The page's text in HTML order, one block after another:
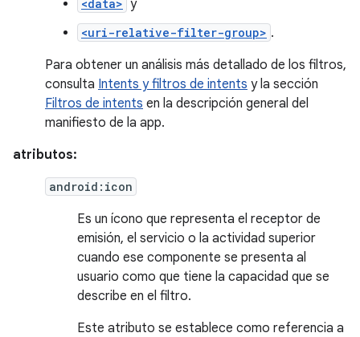
<data> y
<uri-relative-filter-group> .
Para obtener un análisis más detallado de los filtros,
consulta Intents y filtros de intents y la sección
Filtros de intents en la descripción general del
manifiesto de la app.
atributos:
android:icon
Es un ícono que representa el receptor de
emisión, el servicio o la actividad superior
cuando ese componente se presenta al
usuario como que tiene la capacidad que se
describe en el filtro.
Este atributo se establece como referencia a